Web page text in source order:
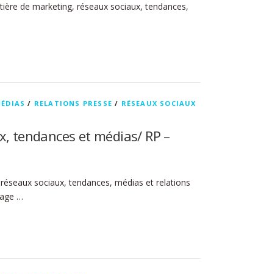
de marketing, réseaux sociaux, tendances,
/ RELATIONS PRESSE / RÉSEAUX SOCIAUX
tendances et médias/ RP –
sociaux, tendances, médias et relations
…